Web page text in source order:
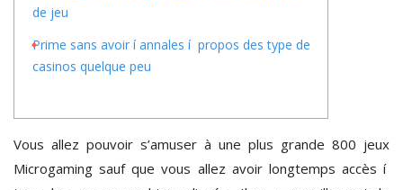
de jeu
Prime sans avoir í annales í propos des type de
casinos quelque peu
Vous allez pouvoir s’amuser à une plus grande 800 jeux
Microgaming sauf que vous allez avoir longtemps accès í